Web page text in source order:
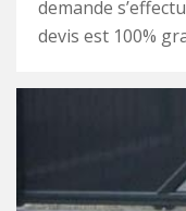
demande
devis est 100%